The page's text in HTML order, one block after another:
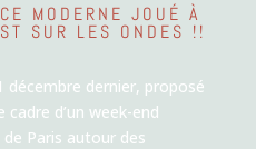
MODERNE JOUÉ À
SUR LES ONDES !!
décembre dernier, proposé
d’un week-end
Paris autour des